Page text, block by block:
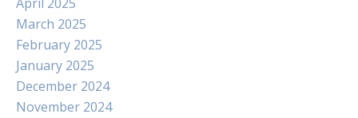
March 2025
February 2025
January 2025
December 2024
November 2024